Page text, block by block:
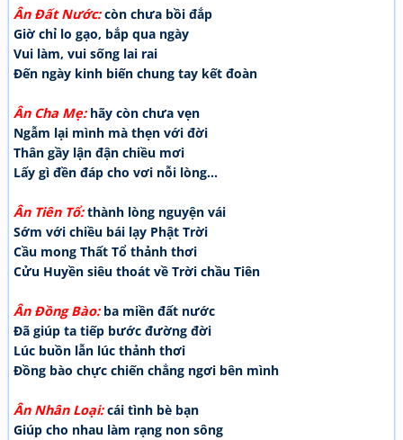
Ân Đất Nước:còn chưa bồi đắp
Giờ chỉ lo gạo, bắp qua ngày
Vui làm, vui sống lai rai
Đến ngày kinh biến chung tay kết đoàn
Ân Cha Mẹ:hãy còn chưa vẹn
Ngẫm lại mình mà thẹn với đời
Thân gầy lận đận chiều mơi
Lấy gì đền đáp cho vơi nỗi lòng...
Ân Tiên Tổ:thành lòng nguyện vái
Sớm với chiều bái lạy Phật Trời
Cầu mong Thất Tổ thảnh thơi
Cửu Huyền siêu thoát về Trời chầu Tiên
Ân Đồng Bào:ba miền đất nước
Đã giúp ta tiếp bước đường đời
Lúc buồn lẫn lúc thảnh thơi
Đồng bào chực chiến chẳng ngơi bên mình
Ân Nhân Loại:cái tình bè bạn
Giúp cho nhau làm rạng non sông